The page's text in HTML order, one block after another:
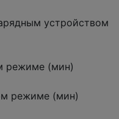
устройством
режиме (мин)
режиме (мин)